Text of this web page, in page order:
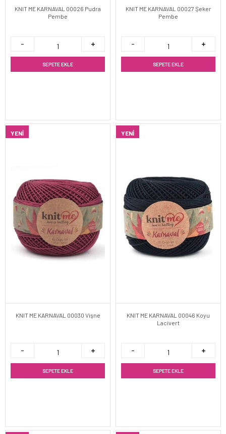
KNIT ME KARNAVAL 00026 Pudra
Pembe
SEPETE EKLE
KNIT ME KARNAVAL 00027 Şeker
Pembe
SEPETE EKLE
YENI
KNIT ME KARNAVAL 00030 Vişne
SEPETE EKLE
YENI
KNIT ME KARNAVAL 00046 Koyu
Lacivert
SEPETE EKLE